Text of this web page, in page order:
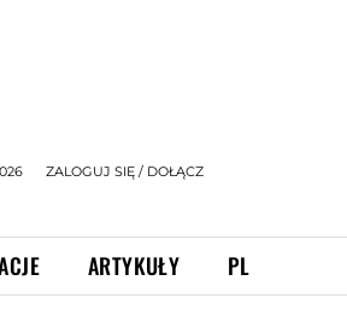
ZALOGUJ SIĘ / DOŁĄCZ
ARTYKUŁY PL